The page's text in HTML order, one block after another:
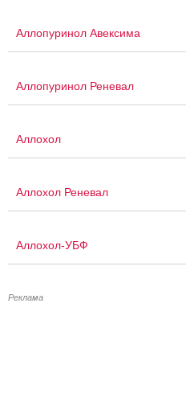
Аллопуринол Авексима
Аллопуринол Реневал
Аллохол
Аллохол Реневал
Аллохол-УБФ
Реклама